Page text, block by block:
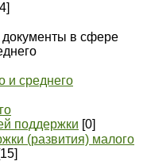
в сфере
и среднего
поддержки [0]
(развития) малого